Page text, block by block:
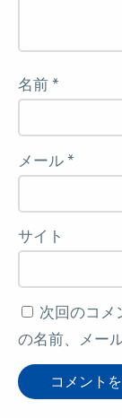
名前*
メール*
サイト
次回のコメ
の名前、メー